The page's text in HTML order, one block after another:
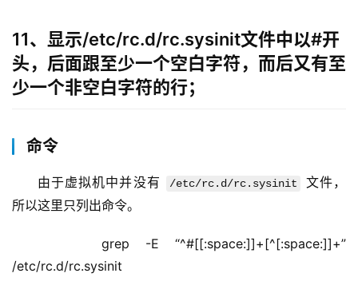
11、显示/etc/rc.d/rc.sysinit文件中以#开
头，后面跟至少一个空白字符，而后又有至
少一个非空白字符的行；
命令
由于虚拟机中并没有 /etc/rc.d/rc.sysinit
文件，
所以这里只列出命令。
grep -E “^#[[:space:]]+[^[:space:]]+”
/etc/rc.d/rc.sysinit